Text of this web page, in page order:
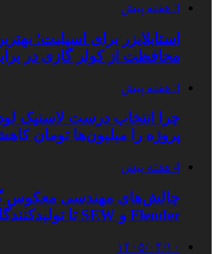
3 هفته پیش
استابلایزر برای اسپلیت؛
محافظت از کولر گازی در
3 هفته پیش
چرا انتخاب درست لاستیک
پروژه را میلیون‌ها تومان
4 هفته پیش
چالش‌های مهندسی معکوس
Flender و SEW تا تولیدکنندگان تخصصی ایرانی
۱۴۰۵/۰۴/۱۰